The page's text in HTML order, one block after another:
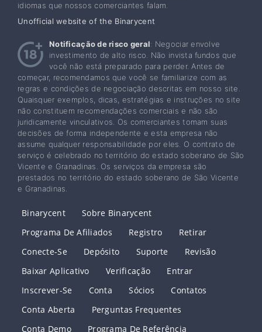
idiomas que nossos comerciantes falam.
Unofficial website of the Binarycent
Notificação de risco geral: Negociar envolve
investimento de alto risco. Não invista fundos que
você não está preparado para perder. Antes de
começar, recomendamos que você se familiarize com as
regras e condições de negociação descritas em nosso site.
Quaisquer exemplos, dicas, estratégias e instruções no site
não constituem recomendações comerciais e não são
juridicamente vinculativos. Os comerciantes tomam suas
decisões de forma independente e esta empresa não
assume qualquer responsabilidade por eles. O contrato de
serviço é celebrado no território do estado soberano de São
Vicente e Granadinas. Os serviços da empresa são
prestados no território do estado soberano de São Vicente
e Granadinas.
Binarycent
Sobre Binarycent
Programa De Afiliados
Registro
Retirar
Conecte-Se
Depósito Suporte
Revisão
Baixar Aplicativo
Verificação
Entrar
Inscrever-Se
Conta Sócios
Contatos
Conta Aberta
Perguntas Frequentes
Conta Demo
Programa De Referência